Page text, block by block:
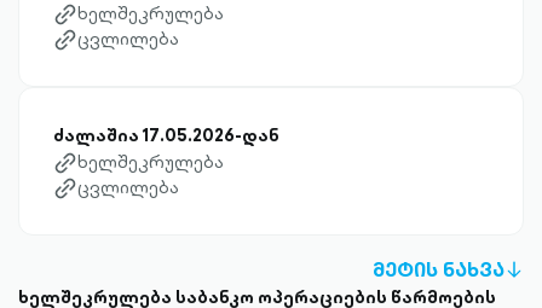
link-diagonal-outlined
ხელშეკრულება
link-diagonal-outlined
ცვლილება
ძალაშია 17.05.2026-დან
link-diagonal-outlined
ხელშეკრულება
link-diagonal-outlined
ცვლილება
ᲛᲔᲢᲘᲡ ᲜᲐᲮᲕᲐ
ხელშეკრულება საბანკო ოპერაციების წარმოების